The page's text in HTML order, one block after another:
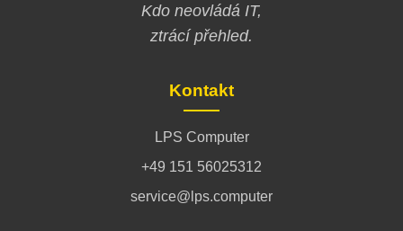
Kdo neovládá IT,
ztrácí přehled.
Kontakt
LPS Computer
+49 151 56025312
service@lps.computer